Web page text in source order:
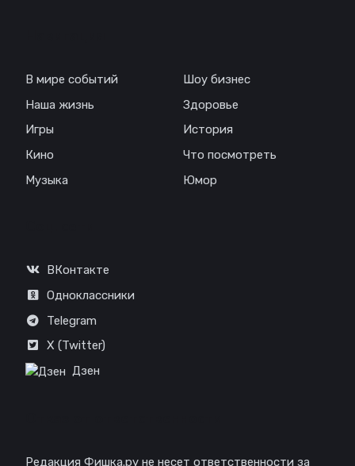
В мире событий
Наша жизнь
Игры
Кино
Музыка
Шоу бизнес
Здоровье
История
Что посмотреть
Юмор
ВКонтакте
Одноклассники
Telegram
X (Twitter)
Дзен
Редакция Фишка.ру не несет ответственности за